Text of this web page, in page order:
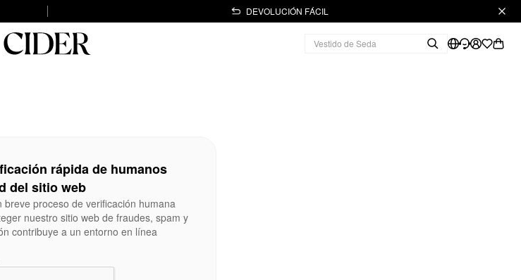
DEVOLUCIÓN FÁCIL
rápida de humanos
del sitio web
breve proceso de verificación humana
nuestro sitio web de fraudes, spam y
contribuye a un entorno en línea